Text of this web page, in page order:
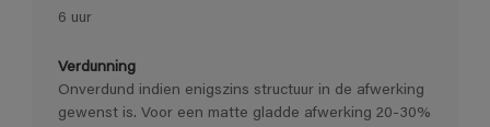
6 uur
Verdunning
Onverdund indien enigszins structuur in de afwerking
gewenst is. Voor een matte gladde afwerking 20-30%